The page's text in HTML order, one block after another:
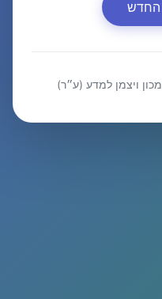
החדש
מכון ויצמן למדע (ע״ר)